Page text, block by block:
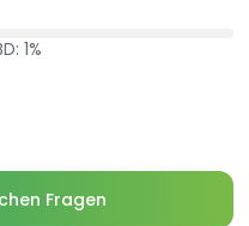
1%
Fragen